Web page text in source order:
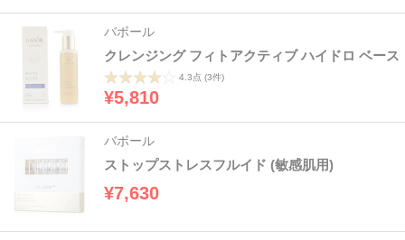
バボール
クレンジング フィトアクティブ ハイドロ ベース
4.3点 (3件)
¥5,810
バボール
ストップストレスフルイド (敏感肌用)
¥7,630